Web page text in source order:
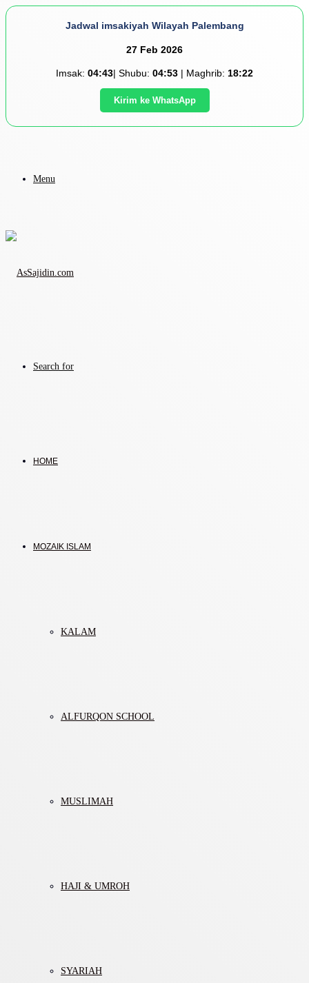
Jadwal imsakiyah Wilayah Palembang
27 Feb 2026
Imsak: 04:43| Shubu: 04:53 | Maghrib: 18:22
Kirim ke WhatsApp
Menu
Search for
HOME
MOZAIK ISLAM
KALAM
ALFURQON SCHOOL
MUSLIMAH
HAJI & UMROH
SYARIAH